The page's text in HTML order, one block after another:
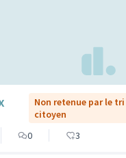
Non retenue par le tri
citoyen
0 3